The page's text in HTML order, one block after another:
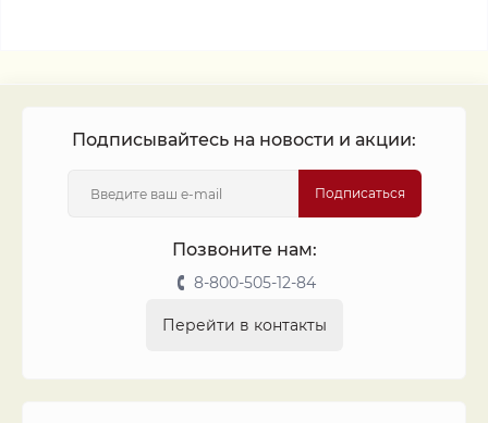
Подписывайтесь на новости и акции:
Подписаться
Позвоните нам:
8-800-505-12-84
Перейти в контакты